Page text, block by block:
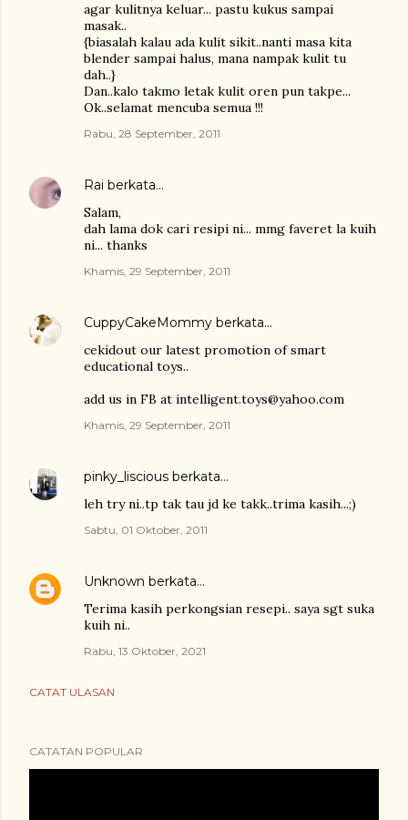
agar kulitnya keluar... pastu kukus sampai
masak..
{biasalah kalau ada kulit sikit..nanti masa kita
blender sampai halus, mana nampak kulit tu
dah..}
Dan..kalo takmo letak kulit oren pun takpe...
Ok..selamat mencuba semua !!!
Rabu, 28 September, 2011
Rai berkata…
Salam,
dah lama dok cari resipi ni... mmg faveret la kuih
ni... thanks
Khamis, 29 September, 2011
CuppyCakeMommy berkata…
cekidout our latest promotion of smart
educational toys..
add us in FB at intelligent.toys@yahoo.com
Khamis, 29 September, 2011
pinky_liscious berkata…
leh try ni..tp tak tau jd ke takk..trima kasih...;)
Sabtu, 01 Oktober, 2011
Unknown berkata…
Terima kasih perkongsian resepi.. saya sgt suka
kuih ni..
Rabu, 13 Oktober, 2021
CATAT ULASAN
CATATAN POPULAR